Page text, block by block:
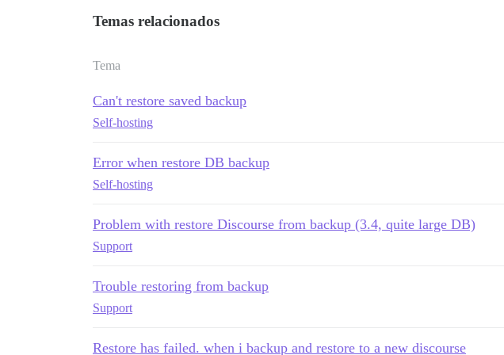
Temas relacionados
Tema
Can't restore saved backup
Self-hosting
Error when restore DB backup
Self-hosting
Problem with restore Discourse from backup (3.4, quite large DB)
Support
Trouble restoring from backup
Support
Restore has failed. when i backup and restore to a new discourse